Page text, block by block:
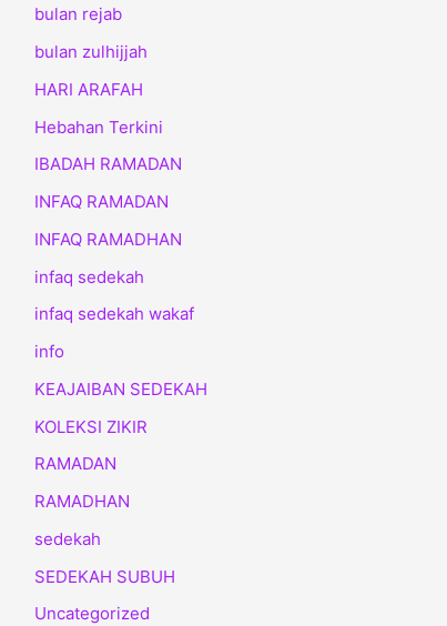
bulan rejab
bulan zulhijjah
HARI ARAFAH
Hebahan Terkini
IBADAH RAMADAN
INFAQ RAMADAN
INFAQ RAMADHAN
infaq sedekah
infaq sedekah wakaf
info
KEAJAIBAN SEDEKAH
KOLEKSI ZIKIR
RAMADAN
RAMADHAN
sedekah
SEDEKAH SUBUH
Uncategorized